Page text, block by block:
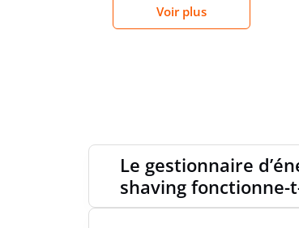
où la coordination entre plusieurs
pour une
Voir plus
Le gestionnaire
shaving